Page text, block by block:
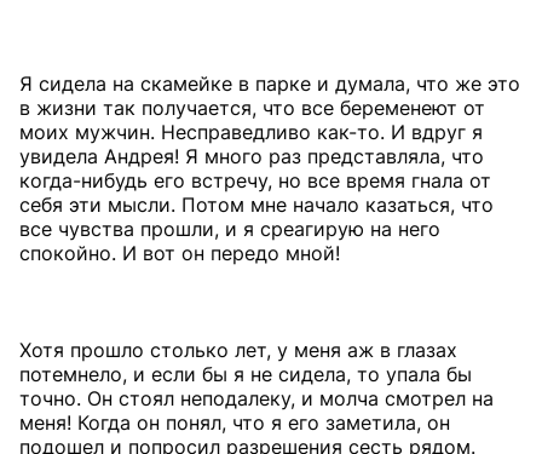
Я сидела на скамейке в парке и думала, что же это
в жизни так получается, что все беременеют от
моих мужчин. Несправедливо как-то. И вдруг я
увидела Андрея! Я много раз представляла, что
когда-нибудь его встречу, но все время гнала от
себя эти мысли. Потом мне начало казаться, что
все чувства прошли, и я среагирую на него
спокойно. И вот он передо мной!
Хотя прошло столько лет, у меня аж в глазах
потемнело, и если бы я не сидела, то упала бы
точно. Он стоял неподалеку, и молча смотрел на
меня! Когда он понял, что я его заметила, он
подошел и попросил разрешения сесть рядом.